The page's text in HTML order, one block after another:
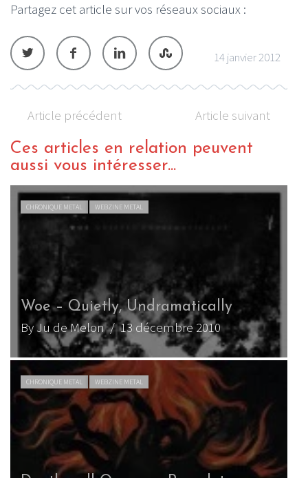
Partagez cet article sur vos réseaux sociaux :
14 janvier 2012
Article précédent Article suivant
Ces articles en relation peuvent
aussi vous intéresser...
CHRONIQUE METAL WEBZINE METAL
Woe – Quietly, Undramatically
By Ju de Melon/ 13 décembre 2010
CHRONIQUE METAL WEBZINE METAL